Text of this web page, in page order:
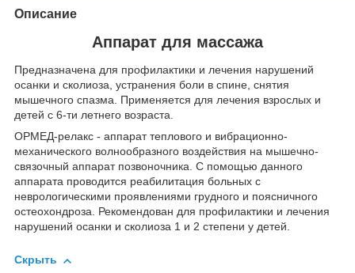
Описание
Аппарат для массажа
Предназначена для профилактики и лечения нарушений
осанки и сколиоза, устранения боли в спине, снятия
мышечного спазма. Применяется для лечения взрослых и
детей с 6-ти летнего возраста.
ОРМЕД-релакс - аппарат теплового и вибрационно-
механического волнообразного воздействия на мышечно-
связочный аппарат позвоночника. С помощью данного
аппарата проводится реабилитация больных с
неврологическими проявлениями грудного и поясничного
остеохондроза. Рекомендован для профилактики и лечения
нарушений осанки и сколиоза 1 и 2 степени у детей.
Скрыть